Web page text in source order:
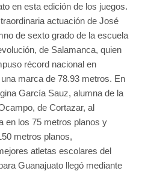
en esta edición de los juegos.
actuación de José
de sexto grado de la escuela
de Salamanca, quien
récord nacional en
marca de 78.93 metros. En
García Sauz, alumna de la
de Cortazar, al
en los 75 metros planos y
metros planos,
atletas escolares del
Guanajuato llegó mediante